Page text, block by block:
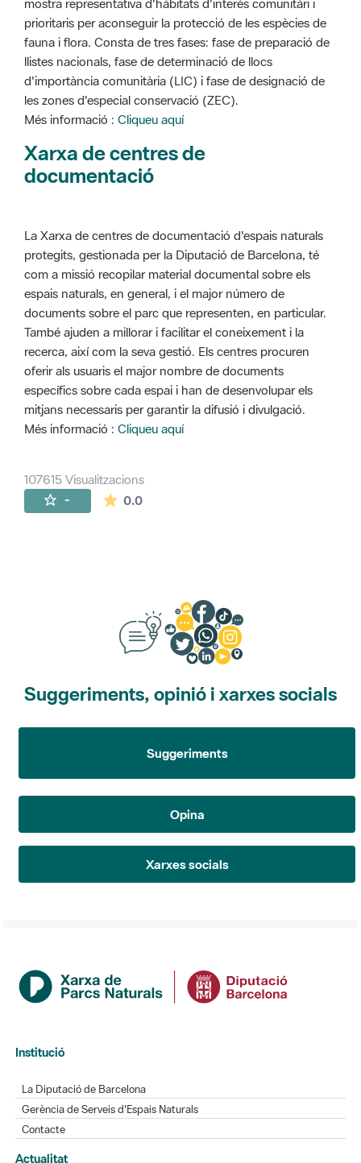
mostra representativa d'hàbitats d'interès comunitàri i
prioritaris per aconseguir la protecció de les espècies de
fauna i flora. Consta de tres fases: fase de preparació de
llistes nacionals, fase de determinació de llocs
d'importància comunitària (LIC) i fase de designació de
les zones d'especial conservació (ZEC).
Més informació : Cliqueu aquí
Xarxa de centres de
documentació
La Xarxa de centres de documentació d'espais naturals
protegits, gestionada per la Diputació de Barcelona, té
com a missió recopilar material documental sobre els
espais naturals, en general, i el major número de
documents sobre el parc que representen, en particular.
També ajuden a millorar i facilitar el coneixement i la
recerca, així com la seva gestió. Els centres procuren
oferir als usuaris el major nombre de documents
específics sobre cada espai i han de desenvolupar els
mitjans necessaris per garantir la difusió i divulgació.
Més informació : Cliqueu aquí
107615 Visualitzacions
- 0.0La mitjana de les valoracions és de 0
Suggeriments, opinió i xarxes socials
Suggeriments
Opina
Xarxes socials
Institució
La Diputació de Barcelona
Gerència de Serveis d'Espais Naturals
Contacte
Actualitat